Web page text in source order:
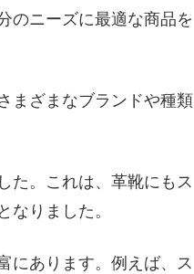
のニーズに最適な商品を
まざまなブランドや種類
た。これは、革靴にもス
なりました。
にあります。例えば、ス